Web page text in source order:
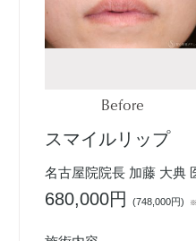
Before
スマイルリップ
名古屋院院長 加藤 大典
680,000円(748,000円) ※